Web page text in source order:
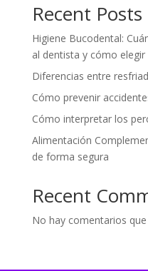
Recent Posts
Higiene Bucodental:
al dentista y cómo
Diferencias entre
Cómo prevenir
Cómo interpretar los
Alimentación
de forma segura
Recent
No hay comentarios